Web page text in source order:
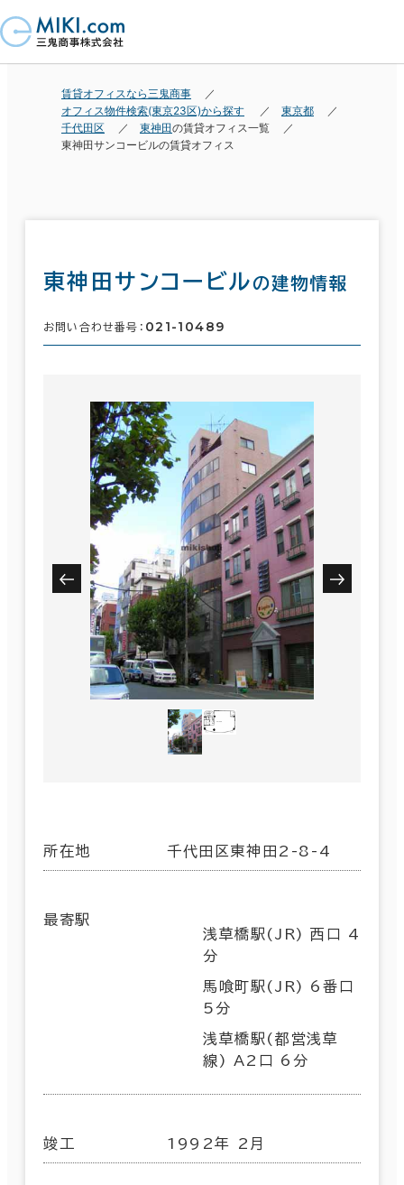
賃貸オフィスなら三鬼商事
オフィス物件検索(東京23区)から探す
東京都
千代田区
東神田の賃貸オフィス一覧
東神田サンコービルの賃貸オフィス
東神田サンコービルの建物情報
お問い合わせ番号： 021-10489
所在地 千代田区東神田2-8-4
最寄駅
浅草橋駅(JR) 西口 4
分
馬喰町駅(JR) 6番口
5分
浅草橋駅(都営浅草
線) A2口 6分
竣工 1992年 2月